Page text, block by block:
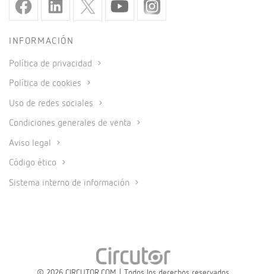
INFORMACIÓN
Política de privacidad
Política de cookies
Uso de redes sociales
Condiciones generales de venta
Aviso legal
Código ético
Sistema interno de información